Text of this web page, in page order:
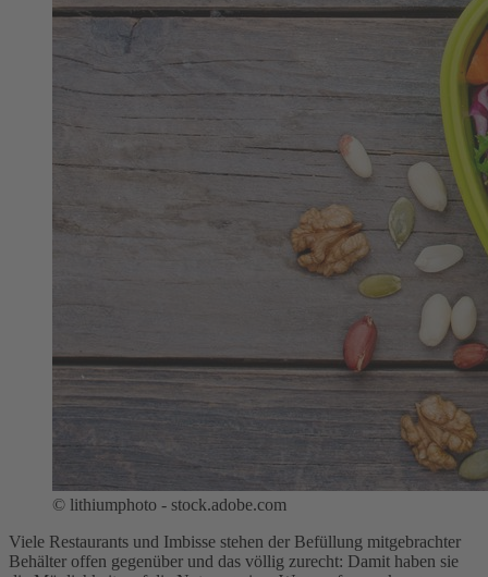
© lithiumphoto - stock.adobe.com
Viele Restaurants und Imbisse stehen der Befüllung mitgebrachter
Behälter offen gegenüber und das völlig zurecht: Damit haben sie